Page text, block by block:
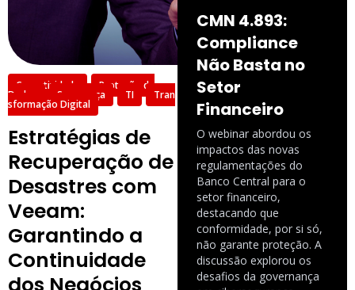
Conectividade Proteção de
Dados Segurança TI Tran
sformação Digital
Estratégias de
Recuperação de
Desastres com
Veeam:
Garantindo a
Continuidade
CMN 4.893:
Compliance
Não Basta no
Setor
Financeiro
O webinar abordou os
impactos das novas
regulamentações do
Banco Central para o
setor financeiro,
destacando que
conformidade, por si só,
não garante proteção. A
discussão explorou os
desafios da governança